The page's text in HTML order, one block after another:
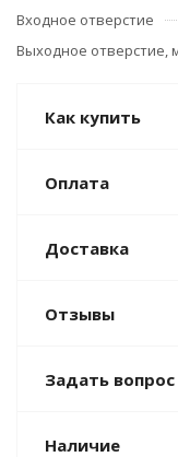
Входное отверстие
Выходное отверстие,
Как купить
Оплата
Доставка
Отзывы
Задать вопрос
Наличие